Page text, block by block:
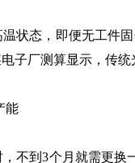
态，即便无工件固
子厂测算显示，传
能
到3个月就需更换